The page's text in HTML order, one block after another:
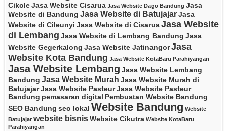
CikoleJasa Website Cisarua Jasa Website Dago Bandung Jasa
Website di Bandung Jasa Website di BatujajarJasa
Website di Cileunyi Jasa Website di CisaruaJasa Website
di Lembang Jasa Website di Lembang Bandung Jasa
Website Gegerkalong Jasa Website JatinangorJasa
Website Kota Bandung Jasa Website KotaBaru Parahiyangan
Jasa Website Lembang Jasa Website Lembang
Bandung Jasa Website Murah Jasa Website Murah di
BatujajarJasa Website PasteurJasa Website Pasteur
Bandung pemasaran digital Pembuatan Website Bandung
SEO Bandung seo lokal Website Bandung Website
Batujajar website bisnisWebsite Cikutra Website KotaBaru
Parahiyangan